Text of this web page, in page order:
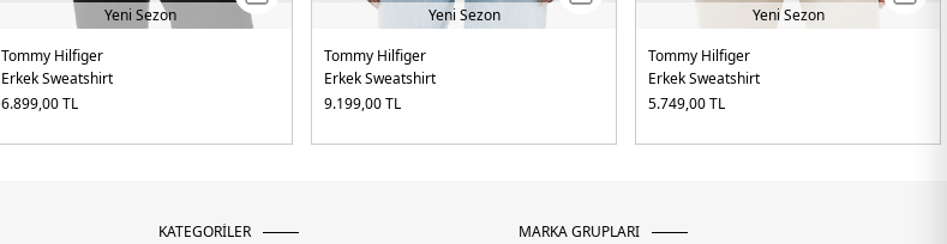
Yeni Sezon
Tommy Hilfiger
Erkek Sweatshirt
6.899,00TL
Yeni Sezon
Tommy Hilfiger
Erkek Sweatshirt
9.199,00TL
Yeni Sezon
Tommy Hilfiger
Erkek Sweatshirt
5.749,00TL
KATEGORİLER MARKA GRUPLARI